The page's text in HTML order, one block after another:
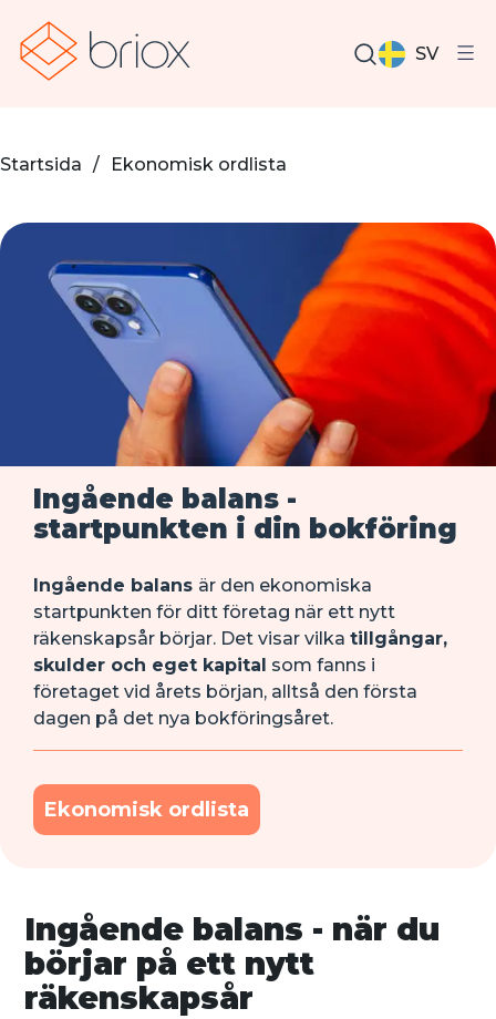
SV
Startsida / Ekonomisk ordlista
Ingående balans -
startpunkten i din bokföring
Ingående balans är den ekonomiska
startpunkten för ditt företag när ett nytt
räkenskapsår börjar. Det visar vilka tillgångar,
skulder och eget kapital som fanns i
företaget vid årets början, alltså den första
dagen på det nya bokföringsåret.
Ekonomisk ordlista
Ingående balans - när du
börjar på ett nytt
räkenskapsår